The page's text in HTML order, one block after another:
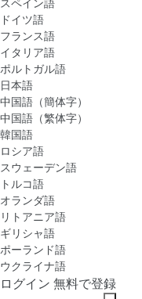
ドイツ語
フランス語
イタリア語
ポルトガル語
日本語
中国語（簡体字）
中国語（繁体字）
韓国語
ロシア語
スウェーデン語
トルコ語
オランダ語
リトアニア語
ギリシャ語
ポーランド語
ウクライナ語
ログイン 無料で登録